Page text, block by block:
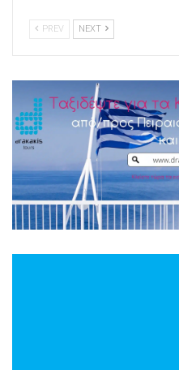
PREV NEXT